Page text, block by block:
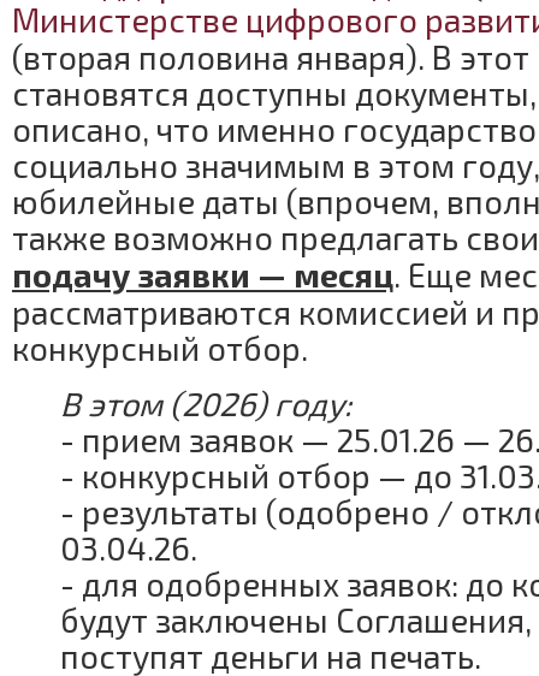
Министерстве цифрового
(вторая половина января). В
становятся доступны
описано, что именно
социально значимым в этом
юбилейные даты (впрочем,
также возможно предлагать
подачу заявки — месяц. Еще
рассматриваются комиссией и
конкурсный отбор.
В этом (2026) году:
- прием заявок — 25.01.26 —
- конкурсный отбор — до
- результаты (одобрено /
03.04.26.
- для одобренных заявок: до
будут заключены
поступят деньги на печать.